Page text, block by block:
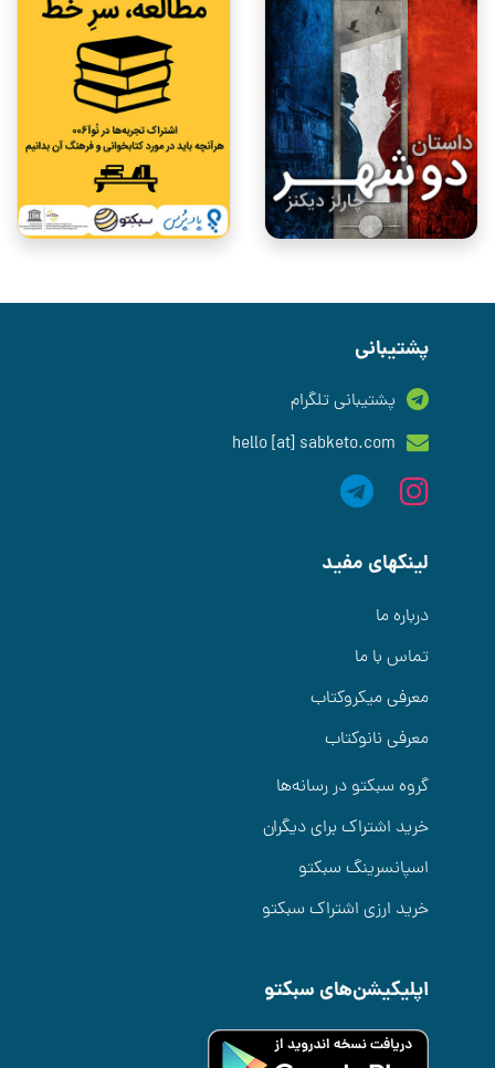
پشتیبانی
پشتیبانی تلگرام
hello [at] sabketo.com
لینکهای مفید
درباره ما
تماس با ما
معرفی میکروکتاب
معرفی نانوکتاب
گروه سبکتو در رسانه‌ها
خرید اشتراک برای دیگران
اسپانسرینگ سبکتو
خرید ارزی اشتراک سبکتو
اپلیکیشن‌های سبکتو